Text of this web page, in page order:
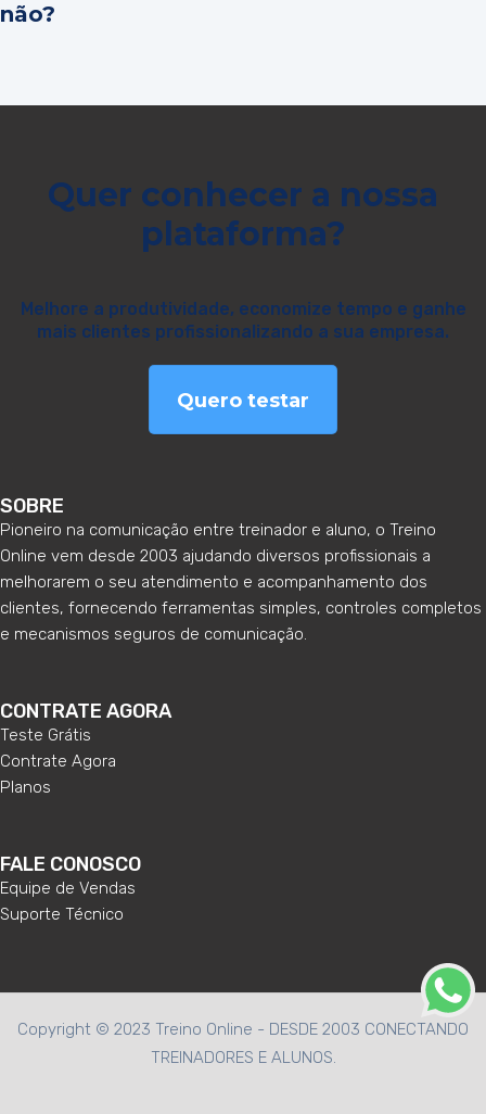
não?
Quer conhecer a nossa
plataforma?
Melhore a produtividade, economize tempo e ganhe
mais clientes profissionalizando a sua empresa.
Quero testar
SOBRE
Pioneiro na comunicação entre treinador e aluno, o Treino
Online vem desde 2003 ajudando diversos profissionais a
melhorarem o seu atendimento e acompanhamento dos
clientes, fornecendo ferramentas simples, controles completos
e mecanismos seguros de comunicação.
CONTRATE AGORA
Teste Grátis
Contrate Agora
Planos
FALE CONOSCO
Equipe de Vendas
Suporte Técnico
Copyright © 2023 Treino Online - DESDE 2003 CONECTANDO
TREINADORES E ALUNOS.